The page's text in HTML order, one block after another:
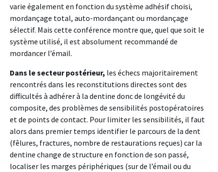
varie également en fonction du système adhésif choisi,
mordançage total, auto-mordançant ou mordançage
sélectif. Mais cette conférence montre que, quel que soit le
système utilisé, il est absolument recommandé de
mordancer l’émail.
Dans le secteur postérieur, les échecs majoritairement
rencontrés dans les reconstitutions directes sont des
difficultés à adhérer à la dentine donc de longévité du
composite, des problèmes de sensibilités postopératoires
et de points de contact. Pour limiter les sensibilités, il faut
alors dans premier temps identifier le parcours de la dent
(fêlures, fractures, nombre de restaurations reçues) car la
dentine change de structure en fonction de son passé,
localiser les marges périphériques (sur de l’émail ou du